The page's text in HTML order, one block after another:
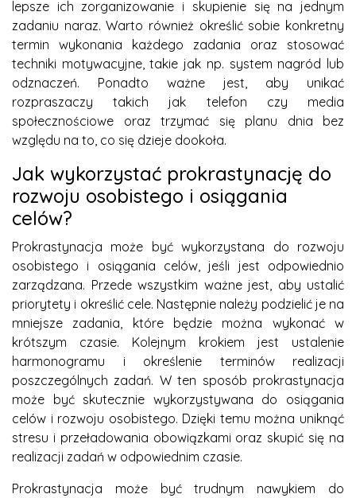
lepsze ich zorganizowanie i skupienie się na jednym
zadaniu naraz. Warto również określić sobie konkretny
termin wykonania każdego zadania oraz stosować
techniki motywacyjne, takie jak np. system nagród lub
odznaczeń. Ponadto ważne jest, aby unikać
rozpraszaczy takich jak telefon czy media
społecznościowe oraz trzymać się planu dnia bez
względu na to, co się dzieje dookoła.
Jak wykorzystać prokrastynację do
rozwoju osobistego i osiągania
celów?
Prokrastynacja może być wykorzystana do rozwoju
osobistego i osiągania celów, jeśli jest odpowiednio
zarządzana. Przede wszystkim ważne jest, aby ustalić
priorytety i określić cele. Następnie należy podzielić je na
mniejsze zadania, które będzie można wykonać w
krótszym czasie. Kolejnym krokiem jest ustalenie
harmonogramu i określenie terminów realizacji
poszczególnych zadań. W ten sposób prokrastynacja
może być skutecznie wykorzystywana do osiągania
celów i rozwoju osobistego. Dzięki temu można uniknąć
stresu i przeładowania obowiązkami oraz skupić się na
realizacji zadań w odpowiednim czasie.
Prokrastynacja może być trudnym nawykiem do